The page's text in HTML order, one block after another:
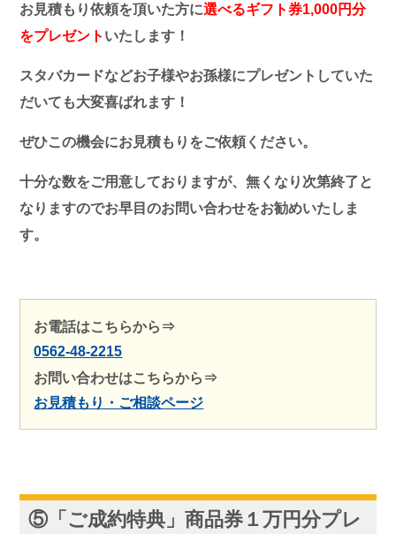
お見積もり依頼を頂いた方に選べるギフト券1,000円分
をプレゼント いたします！
スタバカードなどお子様やお孫様にプレゼントしていた
だいても大変喜ばれます！
ぜひこの機会にお見積もりをご依頼ください。
十分な数をご用意しておりますが、無くなり次第終了と
なりますのでお早目のお問い合わせをお勧めいたしま
す。
お電話はこちらから⇒
0562-48-2215
お問い合わせはこちらから⇒
お見積もり・ご相談ページ
⑤「ご成約特典」商品券１万円分プレ